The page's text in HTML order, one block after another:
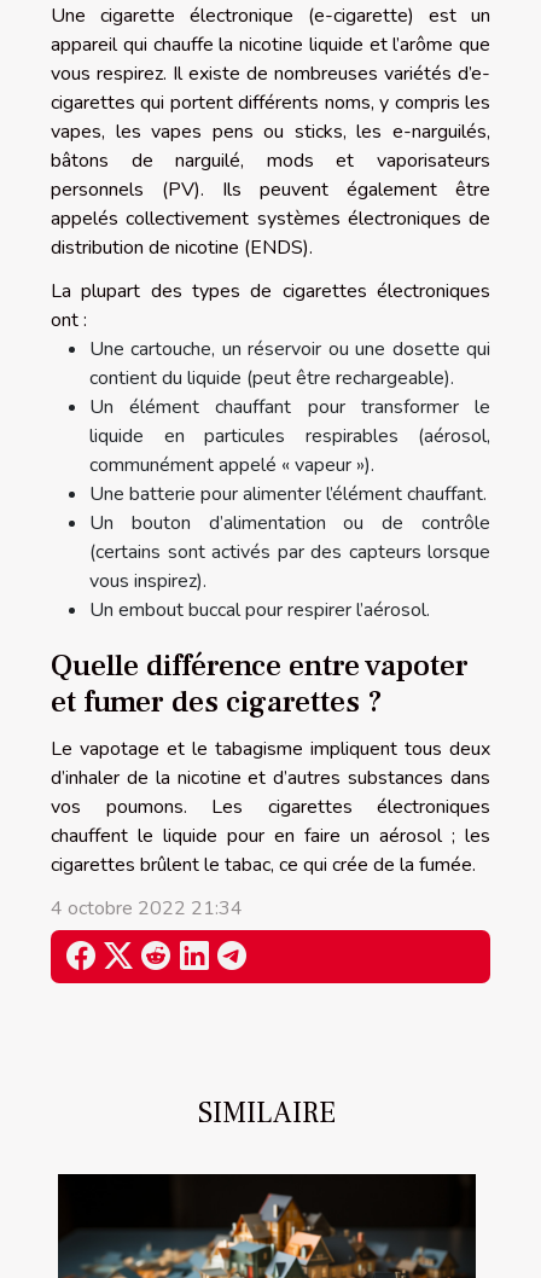
Une cigarette électronique (e-cigarette) est un
appareil qui chauffe la nicotine liquide et l’arôme que
vous respirez. Il existe de nombreuses variétés d’e-
cigarettes qui portent différents noms, y compris les
vapes, les vapes pens ou sticks, les e-narguilés,
bâtons de narguilé, mods et vaporisateurs
personnels (PV). Ils peuvent également être
appelés collectivement systèmes électroniques de
distribution de nicotine (ENDS).
La plupart des types de cigarettes électroniques
ont :
Une cartouche, un réservoir ou une dosette qui
contient du liquide (peut être rechargeable).
Un élément chauffant pour transformer le
liquide en particules respirables (aérosol,
communément appelé « vapeur »).
Une batterie pour alimenter l’élément chauffant.
Un bouton d’alimentation ou de contrôle
(certains sont activés par des capteurs lorsque
vous inspirez).
Un embout buccal pour respirer l’aérosol.
Quelle différence entre vapoter
et fumer des cigarettes ?
Le vapotage et le tabagisme impliquent tous deux
d’inhaler de la nicotine et d’autres substances dans
vos poumons. Les cigarettes électroniques
chauffent le liquide pour en faire un aérosol ; les
cigarettes brûlent le tabac, ce qui crée de la fumée.
4 octobre 2022 21:34
SIMILAIRE